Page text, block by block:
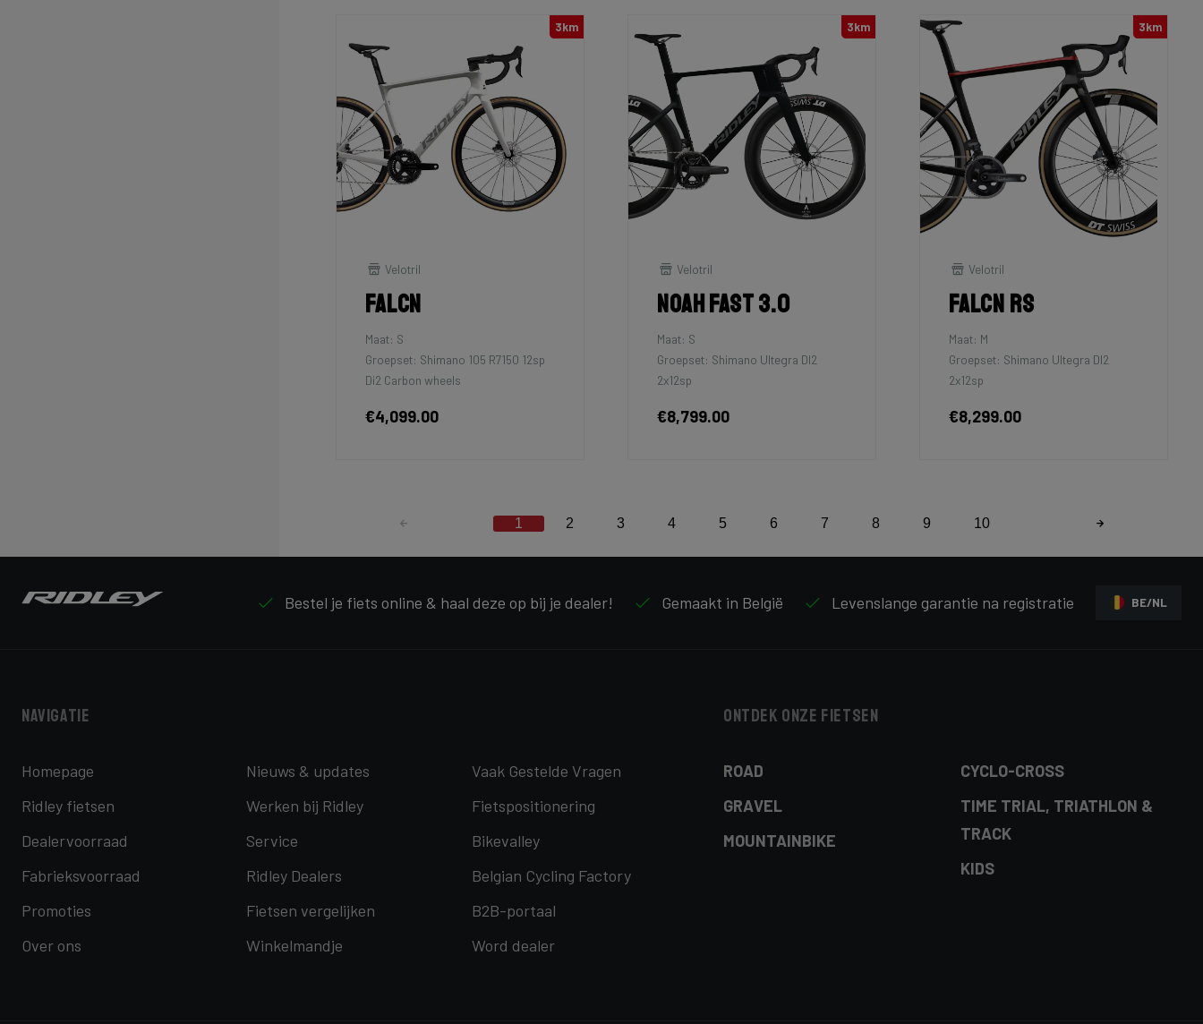
3km
Velotril
Falcn
Maat: S
Groepset: Shimano 105 R7150 12sp
Di2 Carbon wheels
€4,099.00
3km
Velotril
Noah Fast 3.0
Maat: S
Groepset: Shimano Ultegra DI2
2x12sp
€8,799.00
3km
Velotril
Falcn RS
Maat: M
Groepset: Shimano Ultegra DI2
2x12sp
€8,299.00
1 2 3 4 5 6 7 8 9 10
Bestel je fiets online & haal deze op bij je dealer! Gemaakt in België Levenslange garantie na registratie BE/NL
Navigatie
Homepage
Ridley fietsen
Dealervoorraad
Fabrieksvoorraad
Promoties
Over ons
Nieuws & updates
Werken bij Ridley
Service
Ridley Dealers
Fietsen vergelijken
Winkelmandje
Vaak Gestelde Vragen
Fietspositionering
Bikevalley
Belgian Cycling Factory
B2B-portaal
Word dealer
Ontdek onze fietsen
ROAD
GRAVEL
MOUNTAINBIKE
CYCLO-CROSS
TIME TRIAL, TRIATHLON &
TRACK
KIDS